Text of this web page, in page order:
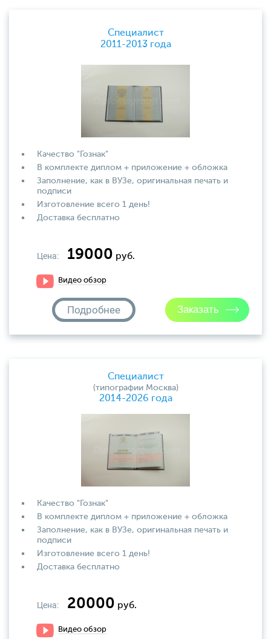
Специалист
2011-2013 года
Качество "Гознак"
В комплекте диплом + приложение + обложка
Заполнение, как в ВУЗе, оригинальная печать и
подписи
Изготовление всего 1 день!
Доставка бесплатно
Цена: 19000 руб.
Видео обзор
Подробнее
Специалист
(типографии Москва)
2014-2026 года
Качество "Гознак"
В комплекте диплом + приложение + обложка
Заполнение, как в ВУЗе, оригинальная печать и
подписи
Изготовление всего 1 день!
Доставка бесплатно
Цена: 20000 руб.
Видео обзор